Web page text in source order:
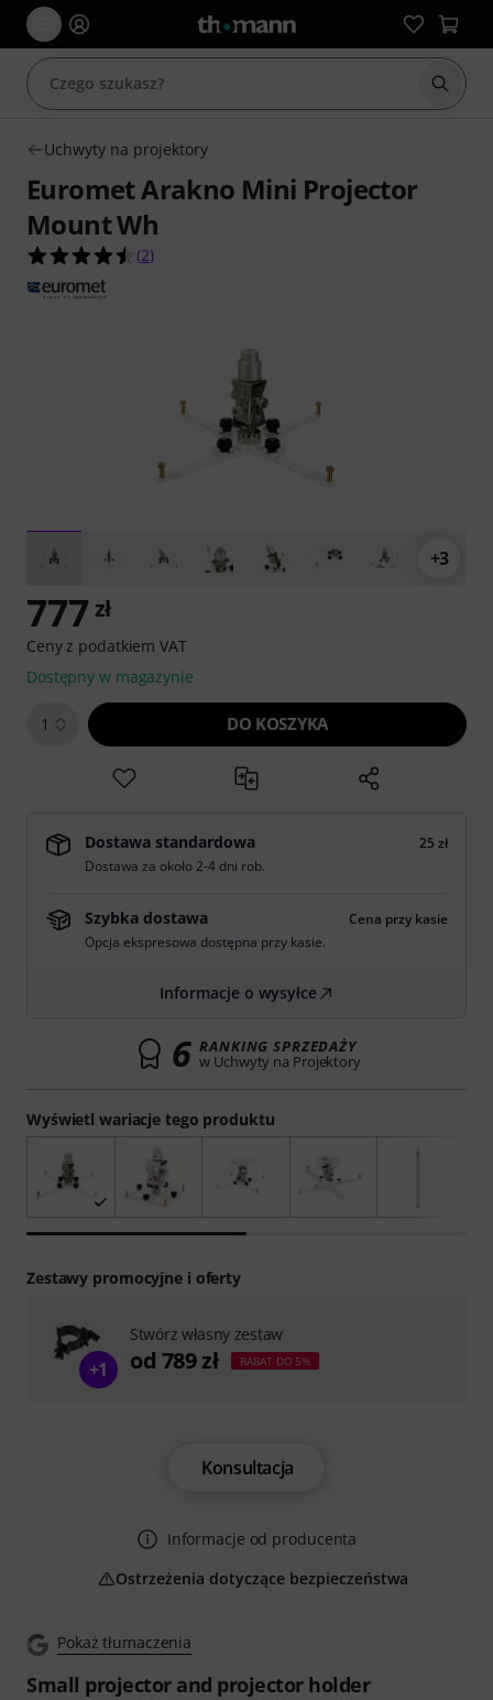
Uchwyty na projektory
Euromet Arakno Mini Projector
Mount Wh
4.5 na 5 gwiazdek z 2 ocen klientów
(2)
+3
Pokaż tłumaczenia
Small projector and projector holder
Wyświetl wariacje tego produktu
777 zł
Ceny z podatkiem VAT
Dostępny w magazynie
1 DO KOSZYKA
Dostawa standardowa
25 zł
Dostawa za około 2-4 dni rob.
Szybka dostawa
Cena przy kasie
Opcja ekspresowa dostępna przy kasie.
Informacje o wysyłce
6 RANKING SPRZEDAŻY
w Uchwyty na Projektory
Konsultacja
Informacje od producenta
Ostrzeżenia dotyczące bezpieczeństwa
Zestawy promocyjne i oferty
+1
Stwórz własny zestaw
od 789 zł RABAT DO 5%